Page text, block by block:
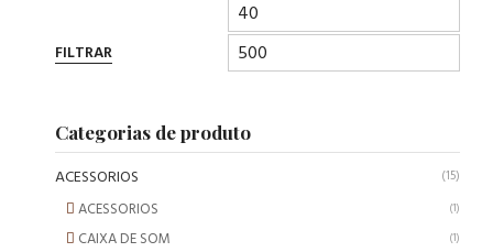
FILTRAR
Categorias de produto
ACESSORIOS (15)
ACESSORIOS (1)
CAIXA DE SOM (1)